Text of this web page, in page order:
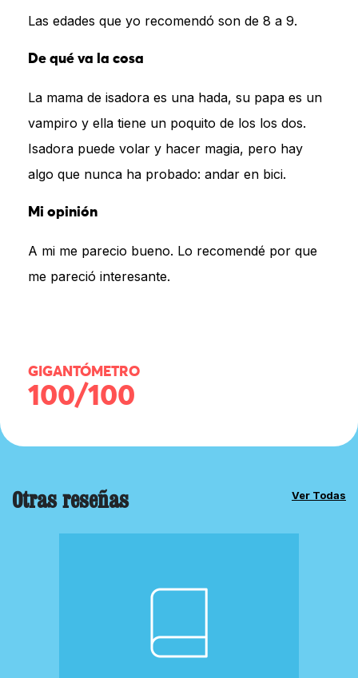
Las edades que yo recomendó son de 8 a 9.
De qué va la cosa
La mama de isadora es una hada, su papa es un
vampiro y ella tiene un poquito de los los dos.
Isadora puede volar y hacer magia, pero hay
algo que nunca ha probado: andar en bici.
Mi opinión
A mi me parecio bueno. Lo recomendé por que
me pareció interesante.
GIGANTÓMETRO
100/100
Otras reseñas Ver Todas